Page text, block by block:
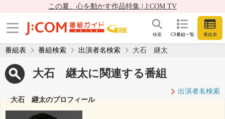
この夏、心を動かす作品特集 | J:COM TV
CS番組一覧 番組表
検索
番組表 番組検索 出演者名検索 大石 継太
大石 継太に関連する番組
出演者名検索
大石 継太のプロフィール